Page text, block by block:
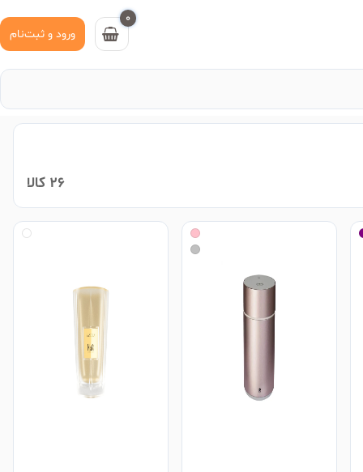
0
ورود و ثبت‌نام
26 کالا